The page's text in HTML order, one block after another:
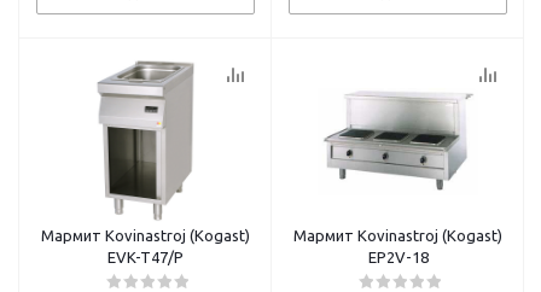
Мармит Kovinastroj (Kogast)
EVK-T47/P
Мармит Kovinastroj (Kogast)
EP2V-18